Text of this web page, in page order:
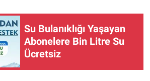
Su Bulanıklığı Yaşayan
Abonelere Bin Litre Su
Ücretsiz